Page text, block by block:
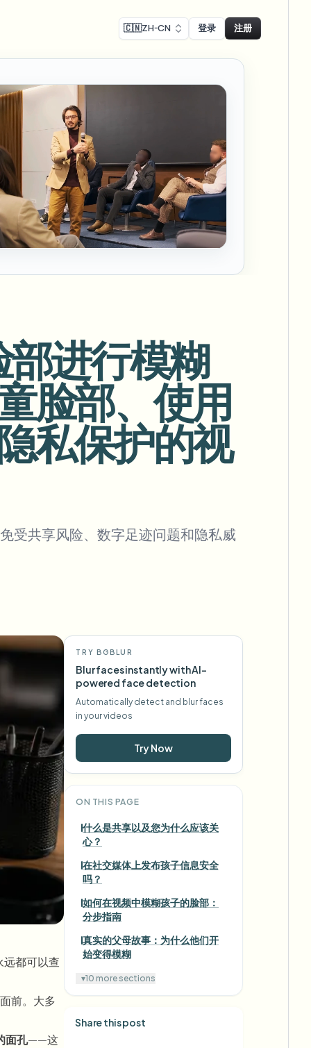
Face swap
换脸 - 图片
Swap faces in images
换脸 - 视频 NEW
Swap faces in video
AI Video Object
Remover
NEW
Remove objects with scene fill
View All
Government Agency Advertising Agency
处理
批量背景移除
专用背景移除流水线
模糊
& demo redaction
规模糊
compliant redaction
模糊
& face privacy
播模糊
🇨🇳ZH-CN 登录 注册
进行模糊
脸部、使用
私保护的视
受共享风险、数字足迹问题和隐私威
都可以查
前。大多
面孔——这
TRY BGBLUR
Blur faces instantly with AI-
powered face detection
Automatically detect and blur faces
in your videos
Try Now
ON THIS PAGE
什么是共享以及您为什么应该关
心？
在社交媒体上发布孩子信息安全
吗？
如何在视频中模糊孩子的脸部：
分步指南
真实的父母故事：为什么他们开
始变得模糊
▾10 more sections
Share this post